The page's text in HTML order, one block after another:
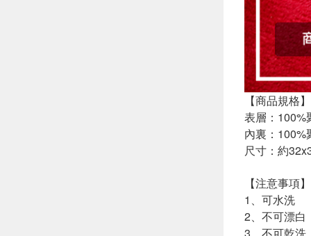
【商品規格】
表層：100%
內裏：100%
尺寸：約
【注意事項】
1、可水洗
2、不可漂白
3、不可乾洗